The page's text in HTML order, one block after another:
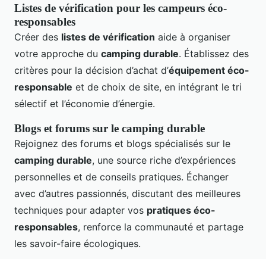
Listes de vérification pour les campeurs éco-
responsables
Créer des listes de vérification aide à organiser
votre approche du camping durable. Établissez des
critères pour la décision d’achat d’équipement éco-
responsable et de choix de site, en intégrant le tri
sélectif et l’économie d’énergie.
Blogs et forums sur le camping durable
Rejoignez des forums et blogs spécialisés sur le
camping durable, une source riche d’expériences
personnelles et de conseils pratiques. Échanger
avec d’autres passionnés, discutant des meilleures
techniques pour adapter vos pratiques éco-
responsables, renforce la communauté et partage
les savoir-faire écologiques.